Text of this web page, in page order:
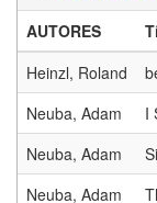
AUTORES
Heinzl, Roland
Neuba, Adam
I
Neuba, Adam
Neuba, Adam